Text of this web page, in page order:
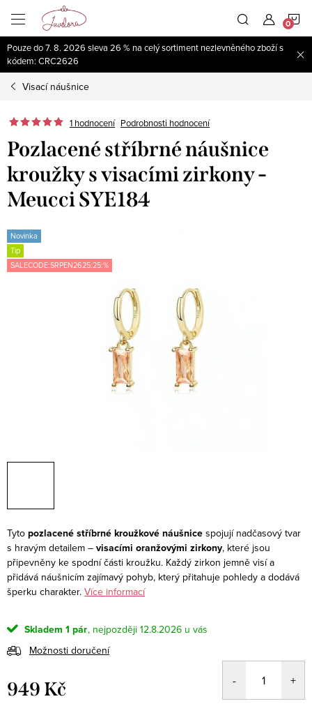
obsah
Pouze do 7. 8. 2026 sleva 26 % na celý sortiment nezlevněného zboží s
kódem: CRC2626
Visací náušnice
1 hodnocení Podrobnosti hodnocení
Pozlacené stříbrné náušnice
kroužky s visacími zirkony -
Meucci SYE184
Novinka
Tip
SALECODE:SRPEN2625:25:%
Tyto pozlacené stříbrné kroužkové náušnice spojují nadčasový tvar
s hravým detailem – visacími oranžovými zirkony, které jsou
připevněny ke spodní části kroužku. Každý zirkon jemně visí a
přidává náušnicím zajímavý pohyb, který přitahuje pohledy a dodává
šperku charakter. Více informací
Skladem 1 pár
12.8.2026
Možnosti doručení
949 Kč